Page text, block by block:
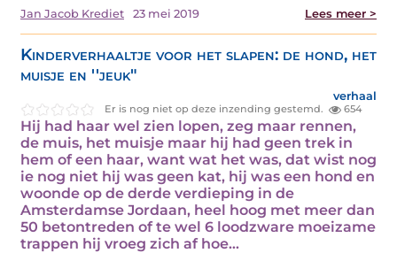
Jan Jacob Krediet 23 mei 2019 Lees meer >
Kinderverhaaltje voor het slapen: de hond, het
muisje en ''jeuk"
verhaal
Er is nog niet op deze inzending gestemd. 654
Hij had haar wel zien lopen, zeg maar rennen,
de muis, het muisje maar hij had geen trek in
hem of een haar, want wat het was, dat wist nog
ie nog niet hij was geen kat, hij was een hond en
woonde op de derde verdieping in de
Amsterdamse Jordaan, heel hoog met meer dan
50 betontreden of te wel 6 loodzware moeizame
trappen hij vroeg zich af hoe…